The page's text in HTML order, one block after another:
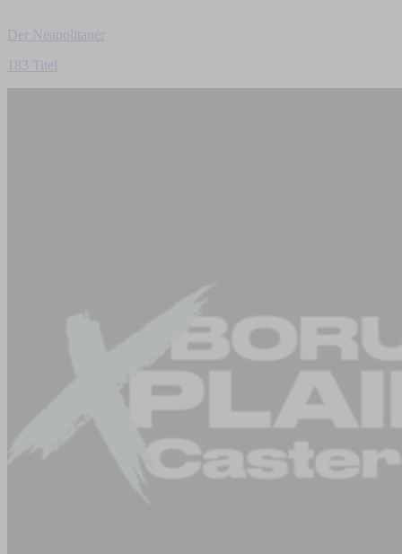
Der Neapolitaner
183 Titel